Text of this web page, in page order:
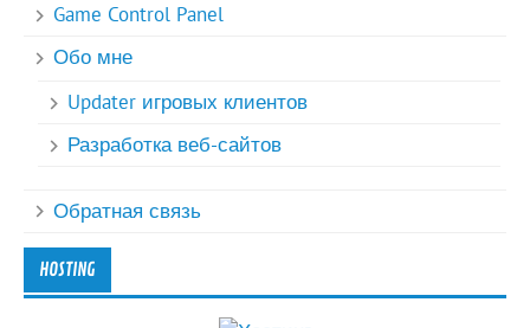
Game Control Panel
Обо мне
Updater игровых клиентов
Разработка веб-сайтов
Обратная связь
HOSTING